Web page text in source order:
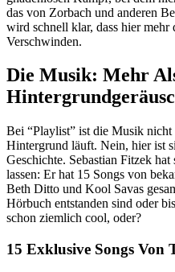
das von Zorbach und anderen
wird schnell klar, dass hier mehr
Verschwinden.
Die Musik: Mehr
Bei “Playlist” ist die Musik
Hintergrund läuft. Nein, hier ist
Geschichte. Sebastian Fitzek
lassen: Er hat 15 Songs von
Beth Ditto und Kool Savas
Hörbuch entstanden sind oder
schon ziemlich cool, oder?
15 Exklusive Songs Von